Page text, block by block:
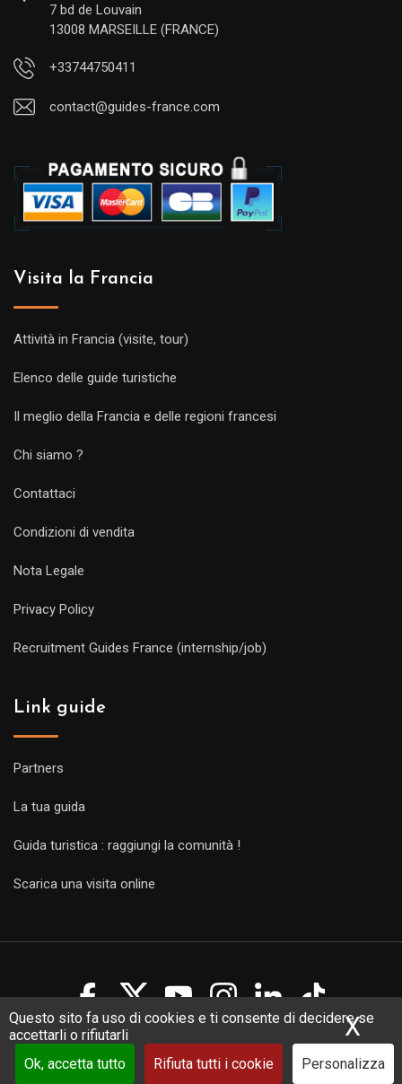
Questo sito fa uso di cookies e ti consente di decidere se
accettarli o rifiutarli
Ok, accetta tutto
Rifiuta tutti i cookie Personalizza
X
7 bd de Louvain
13008 MARSEILLE (FRANCE)
+33744750411
contact@guides-france.com
Visita la Francia
Attività in Francia (visite, tour)
Elenco delle guide turistiche
Il meglio della Francia e delle regioni francesi
Chi siamo ?
Contattaci
Condizioni di vendita
Nota Legale
Privacy Policy
Recruitment Guides France (internship/job)
Link guide
Partners
La tua guida
Guida turistica : raggiungi la comunità !
Scarica una visita online
Copyright Guides 2021. Tous droits réservés.
Développement
web sur mesurepar iSoluce